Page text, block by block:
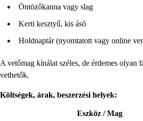
Öntözőkanna vagy slag
Kerti kesztyű, kis ásó
Holdnaptár (nyomtatott vagy online
A vetőmag kínálat széles, de érdemes
vethetők.
Költségek, árak, beszerzési helyek:
Eszköz / Mag